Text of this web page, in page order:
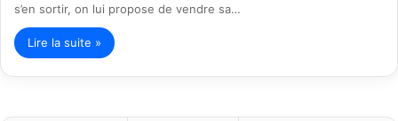
s’en sortir, on lui propose de vendre sa…
Lire la suite »